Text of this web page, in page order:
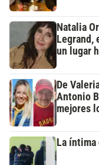
Natalia
Legrand,
un lugar
De
Antonio
mejores
La íntima